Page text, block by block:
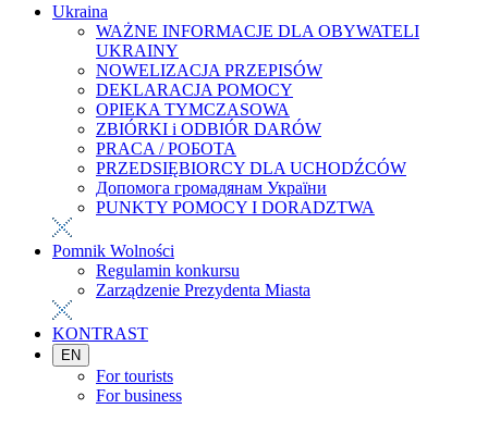
Ukraina
WAŻNE INFORMACJE DLA OBYWATELI
UKRAINY
NOWELIZACJA PRZEPISÓW
DEKLARACJA POMOCY
OPIEKA TYMCZASOWA
ZBIÓRKI i ODBIÓR DARÓW
PRACA / РОБОТА
PRZEDSIĘBIORCY DLA UCHODŹCÓW
Допомога громадянам України
PUNKTY POMOCY I DORADZTWA
Pomnik Wolności
Regulamin konkursu
Zarządzenie Prezydenta Miasta
KONTRAST
EN
For tourists
For business